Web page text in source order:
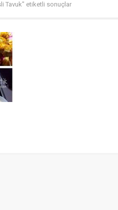
Tavuk" etiketli sonuçlar